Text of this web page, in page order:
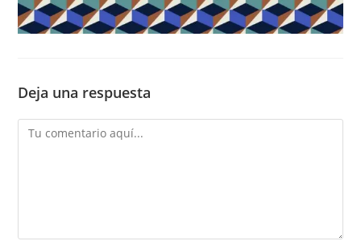
Deja una respuesta
Comentario